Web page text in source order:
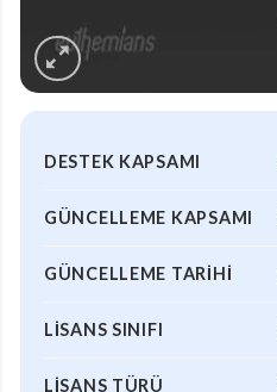
DESTEK KAPSAMI
GÜNCELLEME KAPSAMI
GÜNCELLEME TARIHI
LISANS SINIFI
LISANS TÜRÜ